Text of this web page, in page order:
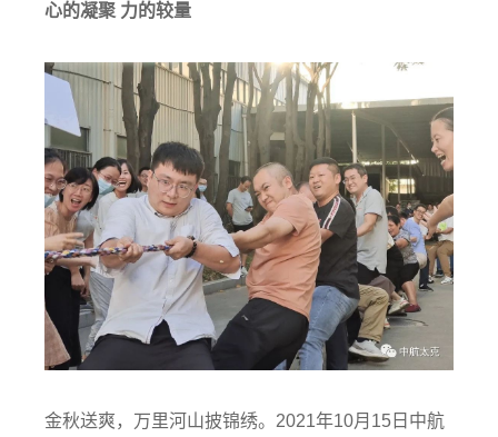
心的凝聚 力的较量
金秋送爽，万里河山披锦绣。2021年10月15日中航